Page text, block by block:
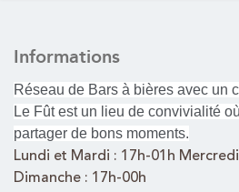
Informations
Réseau de Bars à bières avec un
Le Fût est un lieu de convivialité
partager de bons moments.
Lundi et Mardi : 17h-01h
Dimanche : 17h-00h